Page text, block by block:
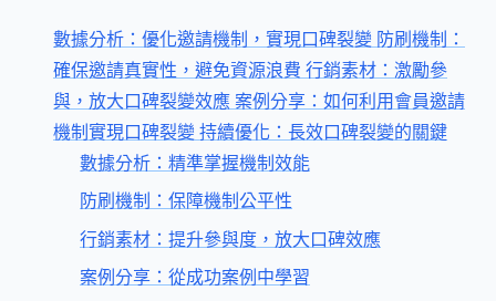
數據分析：優化邀請機制，實現口碑裂變 防刷機制：
確保邀請真實性，避免資源浪費 行銷素材：激勵參
與，放大口碑裂變效應 案例分享：如何利用會員邀請
機制實現口碑裂變 持續優化：長效口碑裂變的關鍵
數據分析：精準掌握機制效能
防刷機制：保障機制公平性
行銷素材：提升參與度，放大口碑效應
案例分享：從成功案例中學習